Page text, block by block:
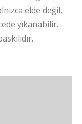
elde değil,
yıkanabilir.